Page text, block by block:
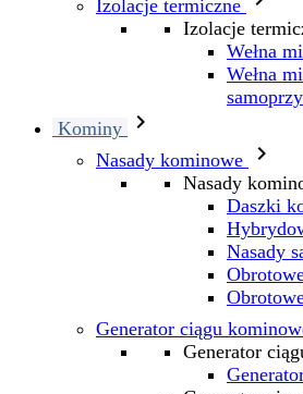
Izolacje termiczne
Izolacje
Wełna
Wełna
Kominy

Nasady kominowe 
Nasady
Daszki
Nasady
Generator ciągu
Generator